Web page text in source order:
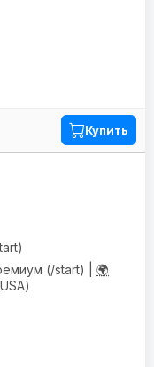
Купить
(/start) | 🌍